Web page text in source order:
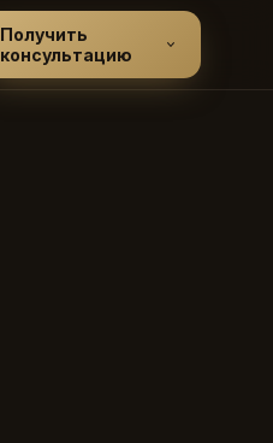
Получить
консультацию